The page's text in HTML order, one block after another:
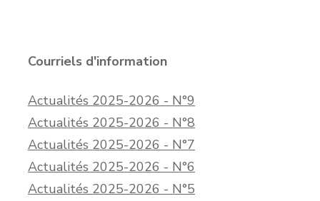
Courriels d'information
Actualités 2025-2026 - N°9
Actualités 2025-2026 - N°8
Actualités 2025-2026 - N°7
Actualités 2025-2026 - N°6
Actualités 2025-2026 - N°5